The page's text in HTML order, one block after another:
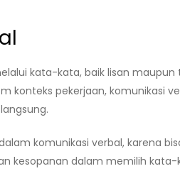
kata-kata, baik lisan maupun
konteks pekerjaan, komunikasi
komunikasi verbal, karena
kesopanan dalam memilih